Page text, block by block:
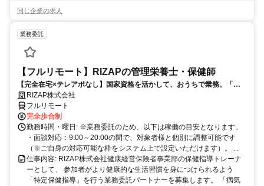
同じ企業の求人
業務委託
【フルリモート】RIZAPの管理栄養士・保健師
【完全在宅×テレアポなし】国家資格を活かして、おうちで業務。「も
う一つの安心」を。主婦・Wワーカー活躍中！「平日の日中だけ」「夕
方以降の数時間だけ」など、生活リズムに合わせた時間調整が可能で
す。1件ごとの成果報酬型だから、頑張った分だけ手応えのある収入
に。充実のサポート体制で、安心の在宅ワークを始めませんか？
RIZAP株式会社
フルリモート
完全歩合制
勤務時間・曜日: ※業務委託のため、以下は稼働の目安となります。
・面談対応：9:00～20:00の間で、対象者様と個別に調整可能です
（※ご自身の対応可能な枠をシステム上で設定いただけます）。 ...
仕事内容: RIZAP株式会社健康経営保険者事業部の保健指導トレーナ
ーとして、 参加者がより健康的な生活習慣を身につけられるよう
「特定保健指導」を行う業務委託パートナーを募集します。 「病気